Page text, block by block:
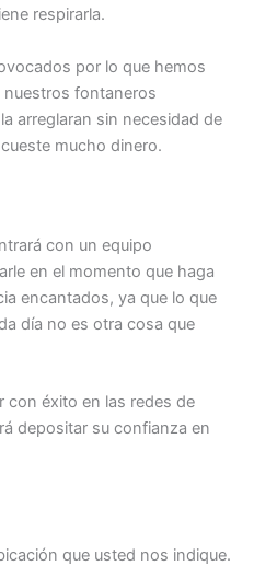
respirarla.
por lo que hemos
fontaneros
arreglaran sin necesidad de
mucho dinero.
con un equipo
en el momento que haga
encantados, ya que lo que
día no es otra cosa que
con éxito en las redes de
depositar su confianza en
que usted nos indique.